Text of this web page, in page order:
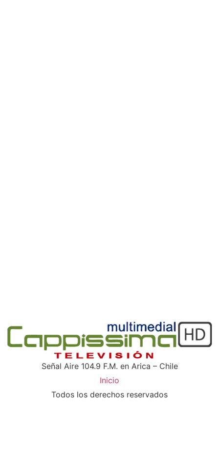
Señal Aire 104.9 F.M. en Arica – Chile
Inicio
Todos los derechos reservados